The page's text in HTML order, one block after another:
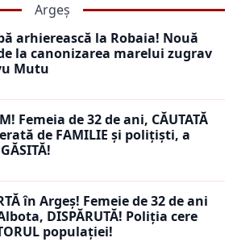
Argeș
arhierească la Robaia! Nouă
la canonizarea marelui zugrav
Mutu
Femeia de 32 de ani, CĂUTATĂ
de FAMILIE și polițiști, a
în Argeș! Femeie de 32 de ani
DISPĂRUTĂ! Poliția cere
populației!